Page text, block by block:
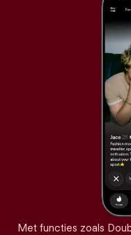
Met functies zoals